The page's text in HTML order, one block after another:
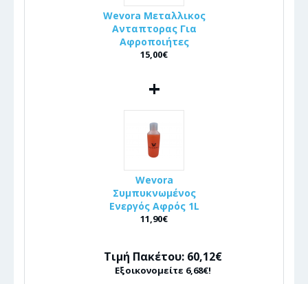
Wevora Μεταλλικος
Ανταπτορας Για
Αφροποιήτες
15,00€
+
Wevora
Συμπυκνωμένος
Ενεργός Αφρός 1L
11,90€
Τιμή Πακέτου: 60,12€
Εξοικονομείτε 6,68€!